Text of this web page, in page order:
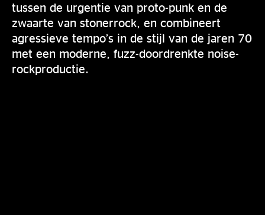
tussen de urgentie van proto-punk en de
zwaarte van stonerrock, en combineert
agressieve tempo’s in de stijl van de jaren 70
met een moderne, fuzz-doordrenkte noise-
rockproductie.